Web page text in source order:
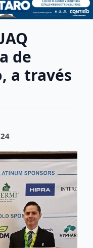
de
a través